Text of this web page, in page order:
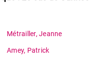
Métrailler, Jeanne
Amey, Patrick